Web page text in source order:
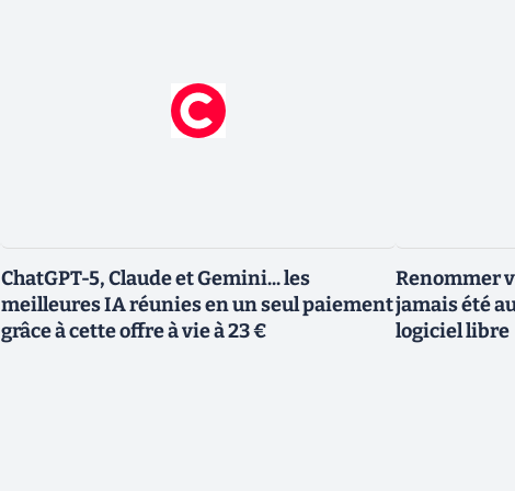
ChatGPT-5, Claude et Gemini... les
meilleures IA réunies en un seul paiement
grâce à cette offre à vie à 23 €
Renommer
jamais été
logiciel libre